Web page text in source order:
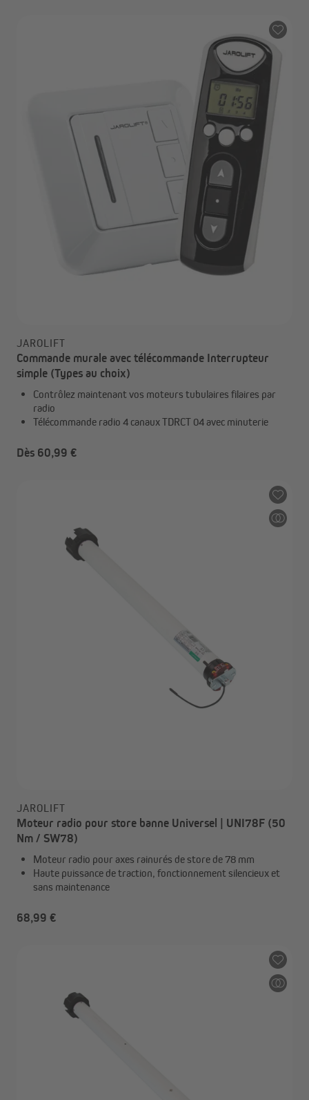
JAROLIFT
Commande murale avec télécommande Interrupteur
simple (Types au choix)
Contrôlez maintenant vos moteurs tubulaires filaires par
radio
Télécommande radio 4 canaux TDRCT 04 avec minuterie
Dès 60,99 €
JAROLIFT
Moteur radio pour store banne Universel | UNI78F (50
Nm / SW78)
Moteur radio pour axes rainurés de store de 78 mm
Haute puissance de traction, fonctionnement silencieux et
sans maintenance
68,99 €